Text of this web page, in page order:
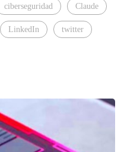
ciberseguridad Claude
LinkedIn twitter